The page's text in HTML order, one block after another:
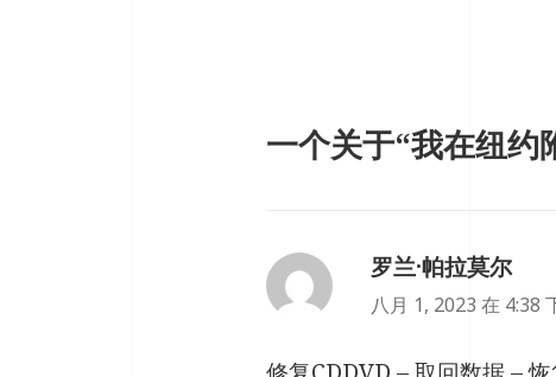
一个关于“我在纽约
罗兰·帕拉莫尔说:
八月 1, 2023 在 4:38